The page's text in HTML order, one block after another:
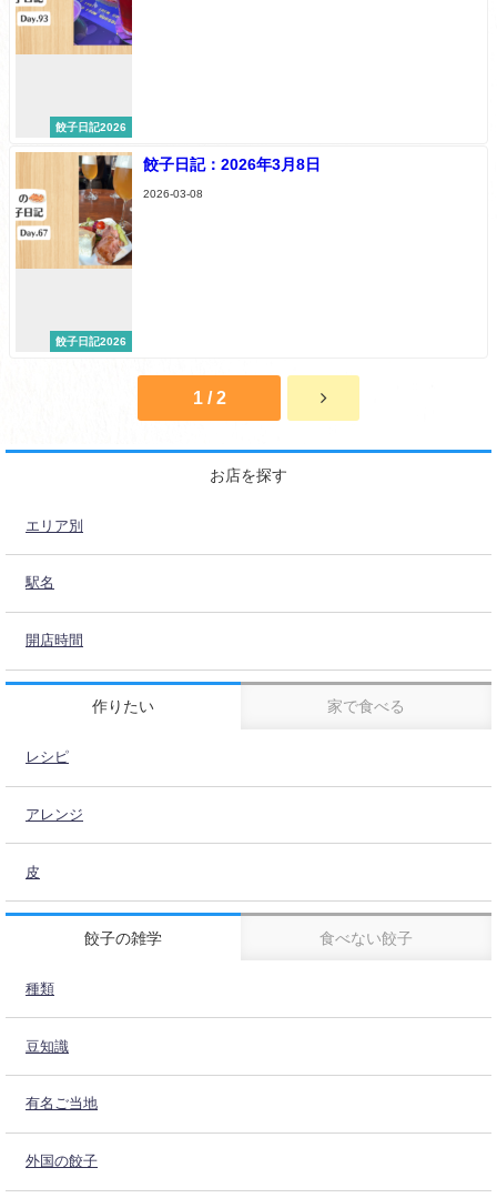
餃子日記2026
餃子日記2026
餃子日記：2026年3月8日
2026-03-08
1 / 2
お店を探す
エリア別
駅名
開店時間
作りたい 家で食べる
レシピ
アレンジ
皮
餃子の雑学 食べない餃子
種類
豆知識
有名ご当地
外国の餃子